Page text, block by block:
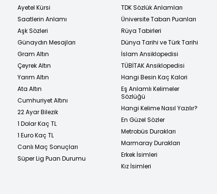
Ayetel Kürsi
Saatlerin Anlamı
Aşk Sözleri
Günaydın Mesajları
Gram Altın
Çeyrek Altın
Yarım Altın
Ata Altın
Cumhuriyet Altını
22 Ayar Bilezik
1 Dolar Kaç TL
1 Euro Kaç TL
Canlı Maç Sonuçları
Süper Lig Puan Durumu
TDK Sözlük Anlamları
Üniversite Taban Puanları
Rüya Tabirleri
Dünya Tarihi ve Türk Tarihi
İslam Ansiklopedisi
TÜBİTAK Ansiklopedisi
Hangi Besin Kaç Kalori
Eş Anlamlı Kelimeler
Sözlüğü
Hangi Kelime Nasıl Yazılır?
En Güzel Sözler
Metrobüs Durakları
Marmaray Durakları
Erkek İsimleri
Kız İsimleri